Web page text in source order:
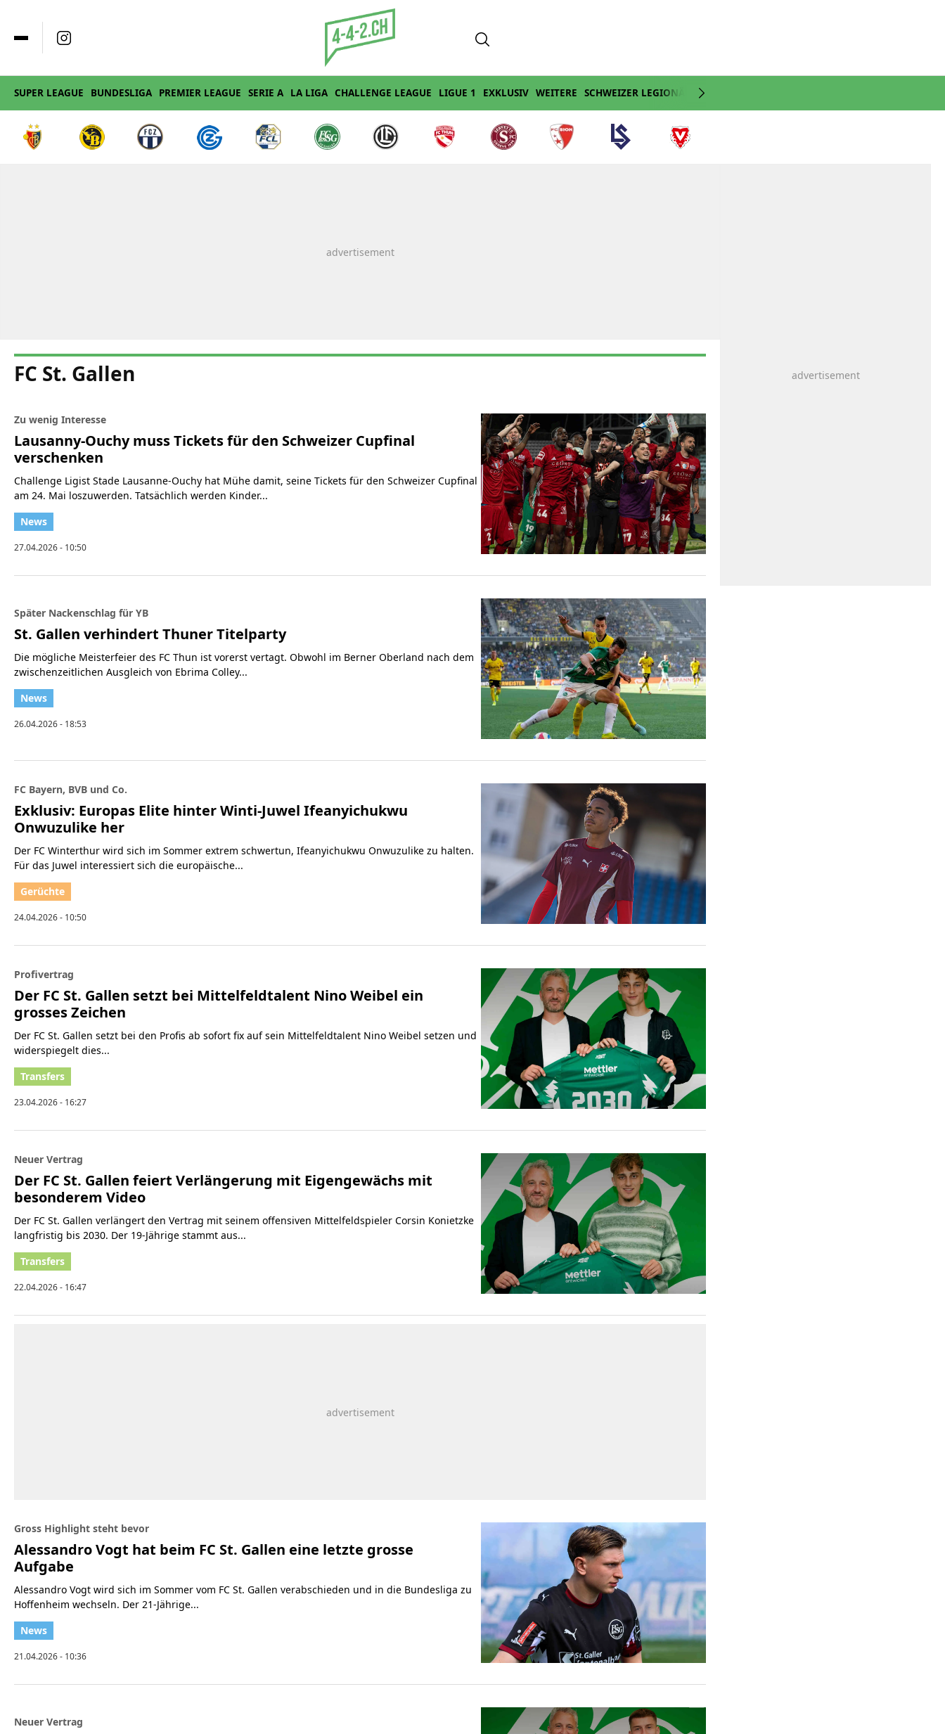
SUPER LEAGUE BUNDESLIGA PREMIER LEAGUE SERIE A LA LIGA CHALLENGE LEAGUE LIGUE 1 EXKLUSIV WEITERE SCHWEIZER LEGIONÄRE NATI
FC St. Gallen
Zu wenig Interesse
Lausanny-Ouchy muss Tickets für den Schweizer Cupfinal
verschenken
Challenge Ligist Stade Lausanne-Ouchy hat Mühe damit, seine Tickets für den Schweizer Cupfinal
am 24. Mai loszuwerden. Tatsächlich werden Kinder...
27.04.2026 - 10:50
Später Nackenschlag für YB
St. Gallen verhindert Thuner Titelparty
Die mögliche Meisterfeier des FC Thun ist vorerst vertagt. Obwohl im Berner Oberland nach dem
zwischenzeitlichen Ausgleich von Ebrima Colley...
26.04.2026 - 18:53
FC Bayern, BVB und Co.
Exklusiv: Europas Elite hinter Winti-Juwel Ifeanyichukwu
Onwuzulike her
Der FC Winterthur wird sich im Sommer extrem schwertun, Ifeanyichukwu Onwuzulike zu halten.
Für das Juwel interessiert sich die europäische...
24.04.2026 - 10:50
Profivertrag
Der FC St. Gallen setzt bei Mittelfeldtalent Nino Weibel ein
grosses Zeichen
Der FC St. Gallen setzt bei den Profis ab sofort fix auf sein Mittelfeldtalent Nino Weibel setzen und
widerspiegelt dies...
23.04.2026 - 16:27
Neuer Vertrag
Der FC St. Gallen feiert Verlängerung mit Eigengewächs mit
besonderem Video
Der FC St. Gallen verlängert den Vertrag mit seinem offensiven Mittelfeldspieler Corsin Konietzke
langfristig bis 2030. Der 19-Jährige stammt aus...
22.04.2026 - 16:47
Gross Highlight steht bevor
Alessandro Vogt hat beim FC St. Gallen eine letzte grosse
Aufgabe
Alessandro Vogt wird sich im Sommer vom FC St. Gallen verabschieden und in die Bundesliga zu
Hoffenheim wechseln. Der 21-Jährige...
21.04.2026 - 10:36
Neuer Vertrag